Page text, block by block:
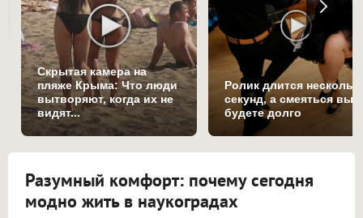
Скрытая камера на
пляже Крыма: Что люди
вытворяют, когда их не
видят...
Ролик длится
секунд, а смеяться вы
будете долго
Разумный комфорт: почему сегодня
модно жить в наукоградах